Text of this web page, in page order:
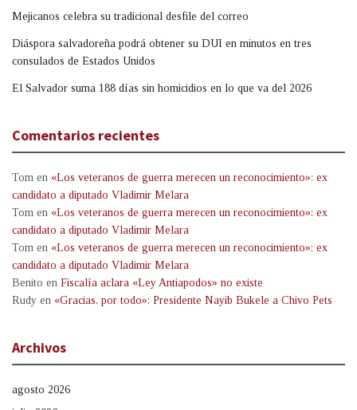
Mejicanos celebra su tradicional desfile del correo
Diáspora salvadoreña podrá obtener su DUI en minutos en tres
consulados de Estados Unidos
El Salvador suma 188 días sin homicidios en lo que va del 2026
Comentarios recientes
Tom en «Los veteranos de guerra merecen un reconocimiento»: ex
candidato a diputado Vladimir Melara
Tom en «Los veteranos de guerra merecen un reconocimiento»: ex
candidato a diputado Vladimir Melara
Tom en «Los veteranos de guerra merecen un reconocimiento»: ex
candidato a diputado Vladimir Melara
Benito en Fiscalía aclara «Ley Antiapodos» no existe
Rudy en «Gracias, por todo»: Presidente Nayib Bukele a Chivo Pets
Archivos
agosto 2026